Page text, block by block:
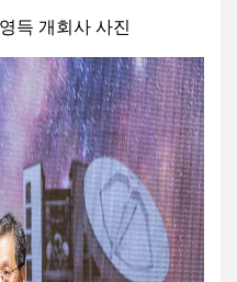
득 개회사 사진